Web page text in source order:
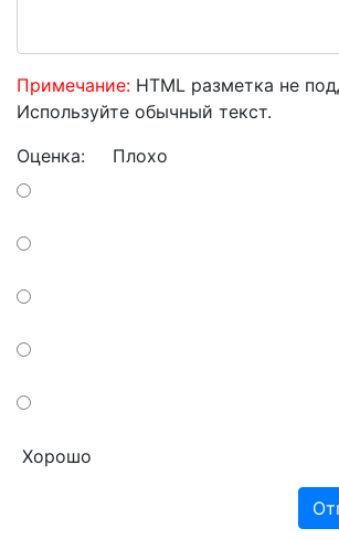
Примечание: HTML разметка не
Используйте обычный текст.
Оценка: Плохо
Хорошо